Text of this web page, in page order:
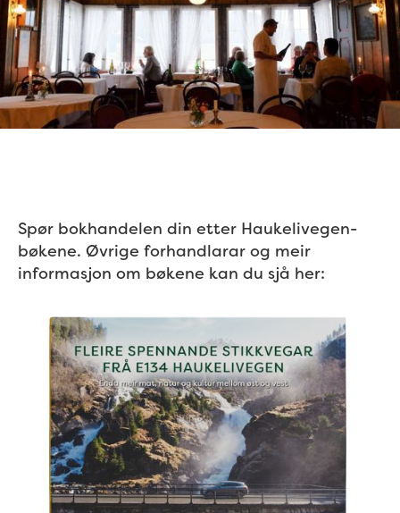
Spør bokhandelen din etter Haukelivegen-
bøkene. Øvrige forhandlarar og meir
informasjon om bøkene kan du sjå her: